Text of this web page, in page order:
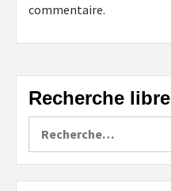
commentaire.
Recherche libre